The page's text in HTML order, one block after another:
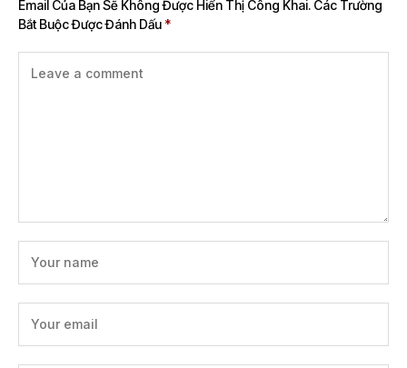
Email Của Bạn Sẽ Không Được Hiển Thị Công Khai. Các Trường
Bắt Buộc Được Đánh Dấu *